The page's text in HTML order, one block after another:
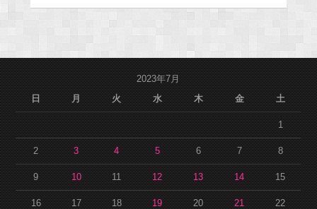
2023年7月
日
月 火 水 木 金 土
1
2 3 4 5 6 7 8
9 10 11 12 13 14 15
16 17 18 19 20 21 22